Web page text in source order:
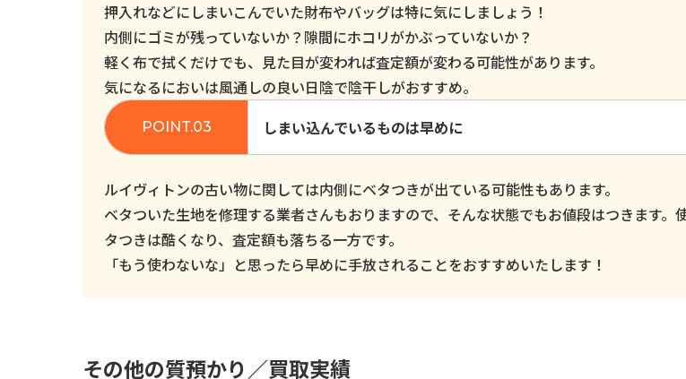
押入れなどにしまいこんでいた財布やバッグは特に気にしましょう！
内側にゴミが残っていないか？隙間にホコリがかぶっていないか？
軽く布で拭くだけでも、見た目が変われば査定額が変わる可能性があります。
気になるにおいは風通しの良い日陰で陰干しがおすすめ。
しまい込んでいるものは早めに
ルイヴィトンの古い物に関しては内側にベタつきが出ている可能性もあります。
ベタついた生地を修理する業者さんもおりますので、そんな状態でもお値段はつきます。
タつきは酷くなり、査定額も落ちる一方です。
「もう使わないな」と思ったら早めに手放されることをおすすめいたします！
その他の質預かり／買取実績